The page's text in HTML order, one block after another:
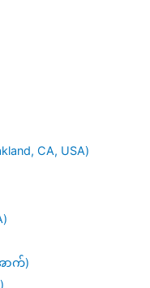
CA, USA)
ာက်)